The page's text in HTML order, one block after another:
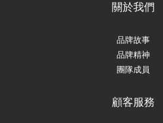
關於我們
品牌故事
品牌精神
團隊成員
顧客服務